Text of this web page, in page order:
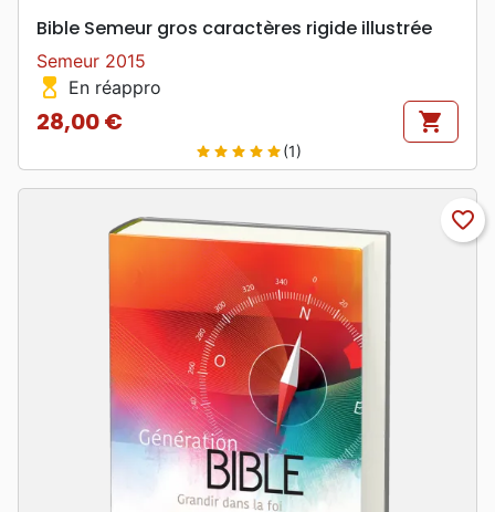
Bible Semeur gros caractères rigide illustrée
Semeur 2015
hourglass_top En réappro
Prix
28,00 € shopping_cart
star star star star star(1)
favorite_border